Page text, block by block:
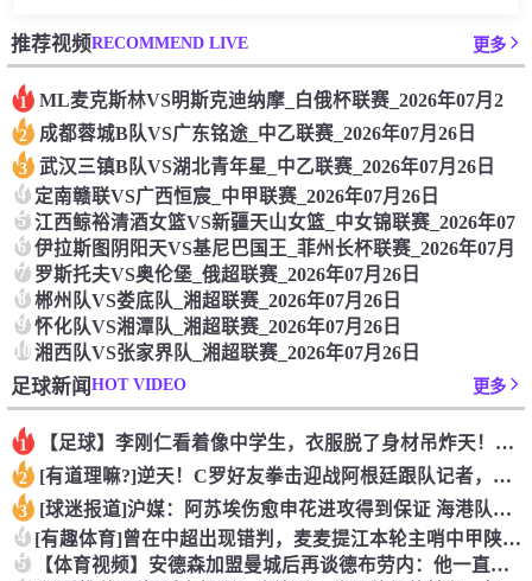
推荐视频RECOMMEND LIVE 更多
1 ML麦克斯林VS明斯克迪纳摩_白俄杯联赛_2026年07月2
2 成都蓉城B队VS广东铭途_中乙联赛_2026年07月26日
3 武汉三镇B队VS湖北青年星_中乙联赛_2026年07月26日
4 定南赣联VS广西恒宸_中甲联赛_2026年07月26日
5 江西鲸裕清酒女篮VS新疆天山女篮_中女锦联赛_2026年07
6 伊拉斯图阴阳天VS基尼巴国王_菲州长杯联赛_2026年07月
7 罗斯托夫VS奥伦堡_俄超联赛_2026年07月26日
8 郴州队VS娄底队_湘超联赛_2026年07月26日
9 怀化队VS湘潭队_湘超联赛_2026年07月26日
10湘西队VS张家界队_湘超联赛_2026年07月26日
足球新闻HOT VIDEO 更多
1 【足球】李刚仁看着像中学生，衣服脱了身材吊炸天！怪不得对抗上
2 [有道理嘛?]逆天！C罗好友拳击迎战阿根廷跟队记者，C罗好友
3 [球迷报道]沪媒：阿苏埃伤愈申花进攻得到保证 海港队基本没有
4 [有趣体育]曾在中超出现错判，麦麦提江本轮主哨中甲陕西联合v
5 【体育视频】安德森加盟曼城后再谈德布劳内：他一直是我非常仰慕